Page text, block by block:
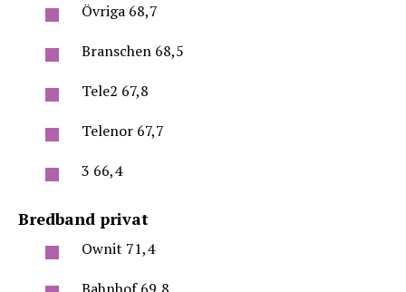
Övriga 68,7
Branschen 68,5
Tele2 67,8
Telenor 67,7
3 66,4
Bredband privat
Ownit 71,4